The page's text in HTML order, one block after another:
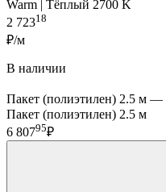
Warm | Тёплый 2700 K
2 72318
₽/м
В наличии
Пакет (полиэтилен) 2.5 м —
Пакет (полиэтилен) 2.5 м
6 80795₽